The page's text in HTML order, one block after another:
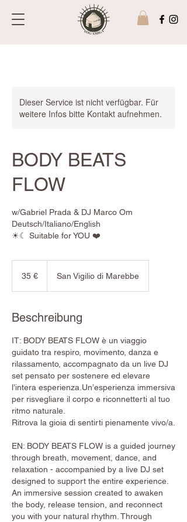
Dieser Service ist nicht verfügbar. Für
weitere Infos bitte Kontakt aufnehmen.
BODY BEATS
FLOW
w/Gabriel Prada & DJ Marco Om
Deutsch/Italiano/English
35 € San Vigilio di Marebbe
Beschreibung
IT: BODY BEATS FLOW è un viaggio
guidato tra respiro, movimento, danza e
rilassamento, accompagnato da un live DJ
set pensato per sostenere ed elevare
l’intera esperienza.Un’esperienza immersiva
per risvegliare il corpo e riconnetterti al tuo
ritmo naturale.
Ritrova la gioia di sentirti pienamente vivo/a.
EN: BODY BEATS FLOW is a guided journey
through breath, movement, dance, and
relaxation - accompanied by a live DJ set
designed to support the entire experience.
An immersive session created to awaken
the body, release tension, and reconnect
you with your natural rhythm. Through